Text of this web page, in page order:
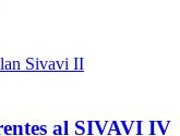
al SIVAVI IV